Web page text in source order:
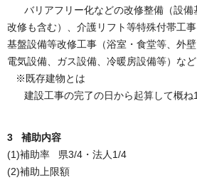
バリアフリー化などの改修整備（設備
改修も含む）、介護リフト等特殊付帯工
基盤設備等改修工事（浴室・食堂等、外壁
電気設備、ガス設備、冷暖房設備等）など
※既存建物とは
建設工事の完了の日から起算して概ね
3 補助内容
(1)補助率 県3/4・法人1/4
(2)補助上限額